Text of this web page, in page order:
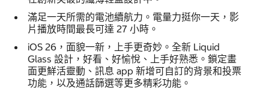
滿足一天所需的電池續航力。電量力挺你一天，影
片播放時間最長可達 27 小時。
iOS 26，面貌一新，上手更奇妙。全新 Liquid
Glass 設計，好看、好愉悅、上手好熟悉。鎖定畫
面更鮮活靈動、訊息 app 新增可自訂的背景和投票
功能，以及通話篩選等更多精彩功能。